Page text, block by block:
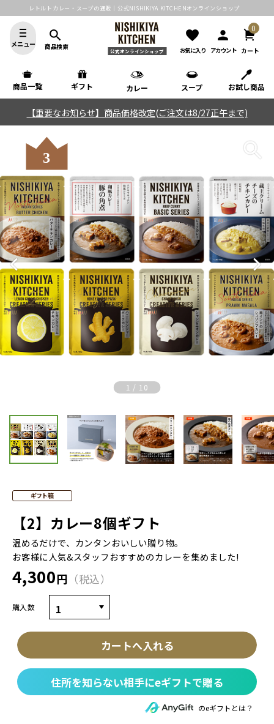
レトルトカレー・スープの通販｜公式NISHIKIYA KITCHENオンラインショップ
メニュー
search
商品検索
公式オンラインショップ
favorite
お気に入り
person
アカウント カート
0
商品一覧 ギフト カレー スープ お試し商品
【重要なお知らせ】商品価格改定(ご注文は8/27正午まで)
Previous Next
1 / 10
ギフト箱
【2】カレー8個ギフト
温めるだけで、カンタンおいしい贈り物。
お客様に人気&スタッフおすすめのカレーを集めました!
4,300円 税込
購入数
カートへ入れる
住所を知らない相手にeギフトで贈る
のeギフトとは？